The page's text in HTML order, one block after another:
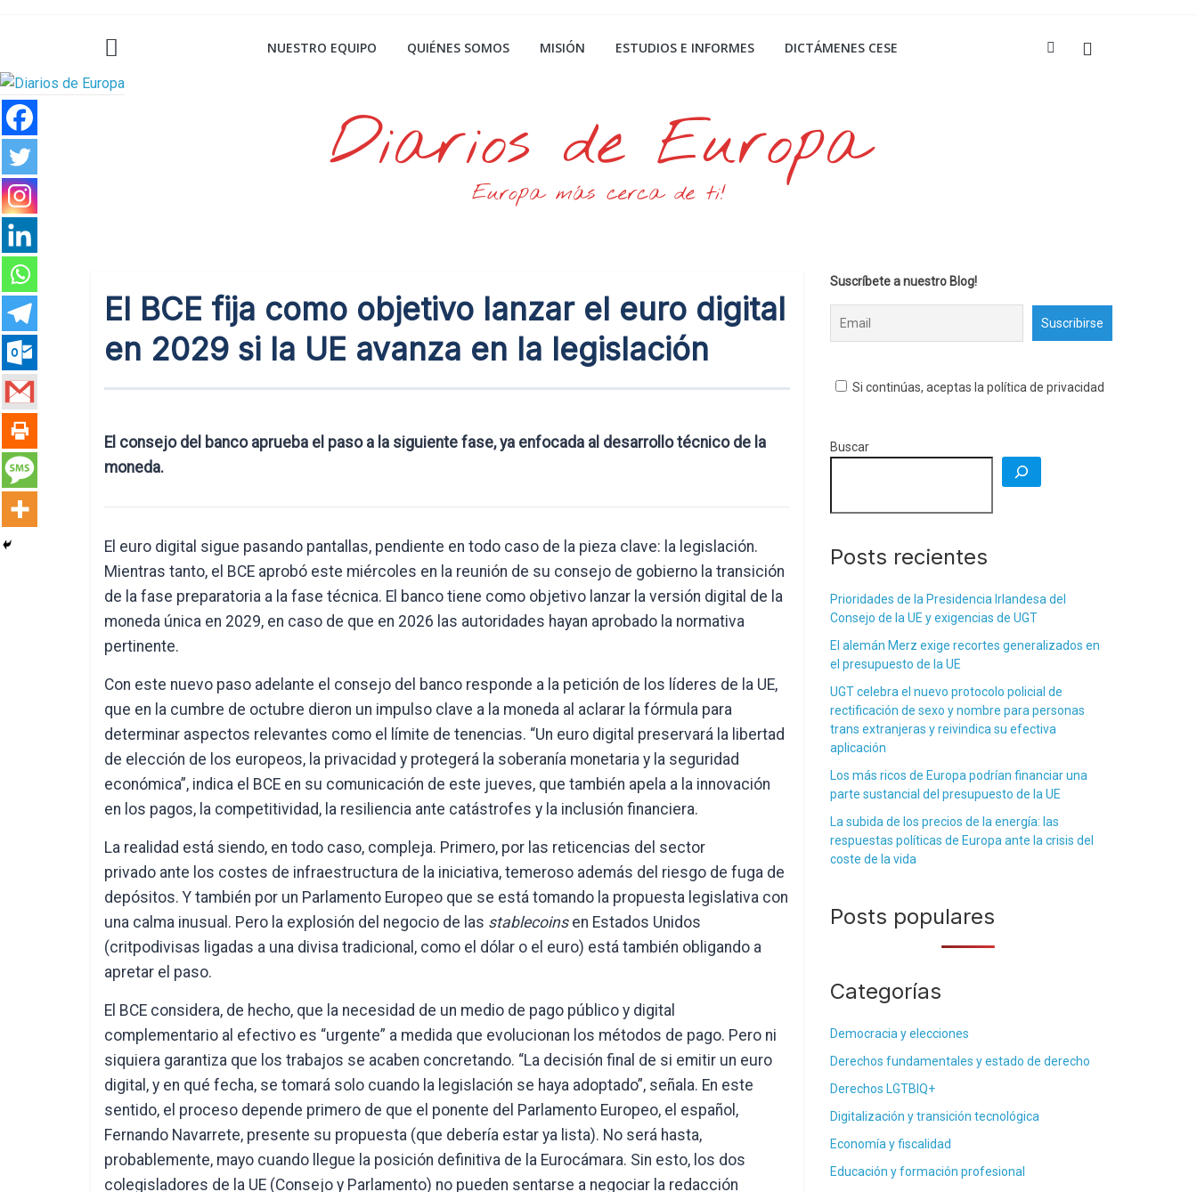
NUESTRO EQUIPO QUIÉNES SOMOS MISIÓN ESTUDIOS E INFORMES DICTÁMENES CESE
Diarios de Europa
Europa más cerca de ti!
El BCE fija como objetivo lanzar el euro digital
en 2029 si la UE avanza en la legislación
El consejo del banco aprueba el paso a la siguiente fase, ya enfocada al desarrollo técnico de la
moneda.
El euro digital sigue pasando pantallas, pendiente en todo caso de la pieza clave: la legislación.
Mientras tanto, el BCE aprobó este miércoles en la reunión de su consejo de gobierno la transición
de la fase preparatoria a la fase técnica. El banco tiene como objetivo lanzar la versión digital de la
moneda única en 2029, en caso de que en 2026 las autoridades hayan aprobado la normativa
pertinente.
Con este nuevo paso adelante el consejo del banco responde a la petición de los líderes de la UE,
que en la cumbre de octubre dieron un impulso clave a la moneda al aclarar la fórmula para
determinar aspectos relevantes como el límite de tenencias. “Un euro digital preservará la libertad
de elección de los europeos, la privacidad y protegerá la soberanía monetaria y la seguridad
económica”, indica el BCE en su comunicación de este jueves, que también apela a la innovación
en los pagos, la competitividad, la resiliencia ante catástrofes y la inclusión financiera.
La realidad está siendo, en todo caso, compleja. Primero, por las reticencias del sector
privado ante los costes de infraestructura de la iniciativa, temeroso además del riesgo de fuga de
depósitos. Y también por un Parlamento Europeo que se está tomando la propuesta legislativa con
una calma inusual. Pero la explosión del negocio de las stablecoinsen Estados Unidos
(critpodivisas ligadas a una divisa tradicional, como el dólar o el euro) está también obligando a
apretar el paso.
El BCE considera, de hecho, que la necesidad de un medio de pago público y digital
complementario al efectivo es “urgente” a medida que evolucionan los métodos de pago. Pero ni
siquiera garantiza que los trabajos se acaben concretando. “La decisión final de si emitir un euro
digital, y en qué fecha, se tomará solo cuando la legislación se haya adoptado”, señala. En este
sentido, el proceso depende primero de que el ponente del Parlamento Europeo, el español,
Fernando Navarrete, presente su propuesta (que debería estar ya lista). No será hasta,
probablemente, mayo cuando llegue la posición definitiva de la Eurocámara. Sin esto, los dos
colegisladores de la UE (Consejo y Parlamento) no pueden sentarse a negociar la redacción
Suscríbete a nuestro Blog!
Si continúas, aceptas la política de privacidad
Buscar
Posts recientes
Prioridades de la Presidencia Irlandesa del
Consejo de la UE y exigencias de UGT
El alemán Merz exige recortes generalizados en
el presupuesto de la UE
UGT celebra el nuevo protocolo policial de
rectificación de sexo y nombre para personas
trans extranjeras y reivindica su efectiva
aplicación
Los más ricos de Europa podrían financiar una
parte sustancial del presupuesto de la UE
La subida de los precios de la energía: las
respuestas políticas de Europa ante la crisis del
coste de la vida
Posts populares
Categorías
Democracia y elecciones
Derechos fundamentales y estado de derecho
Derechos LGTBIQ+
Digitalización y transición tecnológica
Economía y fiscalidad
Educación y formación profesional